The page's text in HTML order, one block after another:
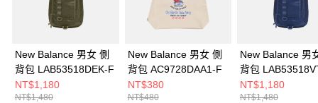
New Balance 男女 側
背包 LAB53518DEK-F
NT$1,180
NT$1,480
New Balance 男女 側
背包 AC9728DAA1-F
NT$380
NT$480
New Balance 男
背包
NT$1,180
NT$1,480